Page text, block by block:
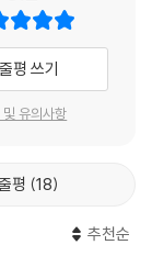
평 쓰기
및 유의사항
평 18
추천순